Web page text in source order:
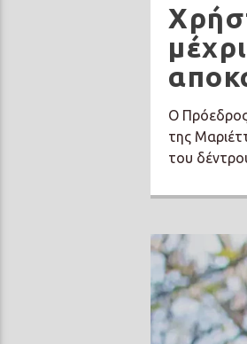
Ο
της
του